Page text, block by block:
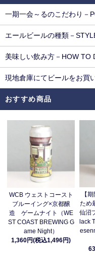
一期一会～るのこだわり－
エールビールの種類－
美味しい飲み方－HOW TO
現地倉庫にてビールをお買
おすすめ商品
WCB ウェストコースト
ブルーイング×京都醸
造 ゲームナイト（WE
ST COAST BREWING G
ame Night）
1,360円(税込1,496円)
【
ため
仙沼
lack